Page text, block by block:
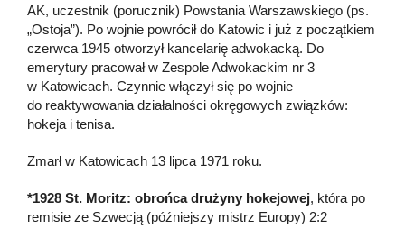
AK, uczestnik (porucznik) Powstania Warszawskiego (ps.
„Ostoja”). Po wojnie powrócił do Katowic i już z początkiem
czerwca 1945 otworzył kancelarię adwokacką. Do
emerytury pracował w Zespole Adwokackim nr 3
w Katowicach. Czynnie włączył się po wojnie
do reaktywowania działalności okręgowych związków:
hokeja i tenisa.
Zmarł w Katowicach 13 lipca 1971 roku.
*1928 St. Moritz: obrońca drużyny hokejowej, która po
remisie ze Szwecją (późniejszy mistrz Europy) 2:2